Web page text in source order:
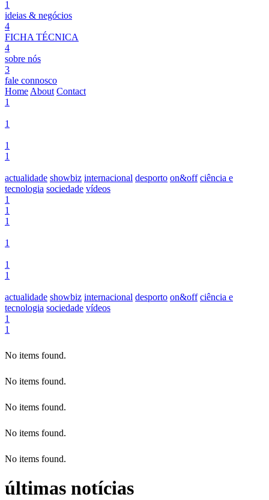
1
ideias & negócios
4
FICHA TÉCNICA
4
sobre nós
3
fale connosco
Home About Contact
1
1
1
1
actualidade showbiz internacional desporto on&off ciência e
tecnologia sociedade vídeos
1
1
1
1
1
1
actualidade showbiz internacional desporto on&off ciência e
tecnologia sociedade vídeos
1
1
No items found.
No items found.
No items found.
No items found.
No items found.
últimas notícias